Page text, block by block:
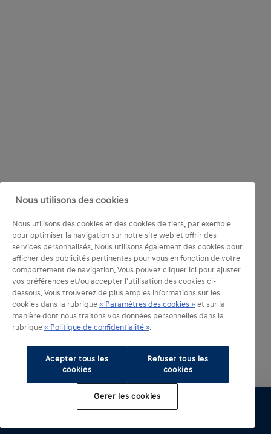
Nous utilisons des cookies
Nous utilisons des cookies et des cookies de tiers, par exemple
pour optimiser la navigation sur notre site web et offrir des
services personnalisés. Nous utilisons également des cookies pour
afficher des publicités pertinentes pour vous en fonction de votre
comportement de navigation. Vous pouvez cliquer ici pour ajuster
vos préférences et/ou accepter l'utilisation des cookies ci-
dessous. Vous trouverez de plus amples informations sur les
cookies dans la rubrique« Paramètres des cookies »et sur la
manière dont nous traitons vos données personnelles dans la
rubrique« Politique de confidentialité ».
Acepter tous les
cookies
Refuser tous les
cookies
Gerer les cookies